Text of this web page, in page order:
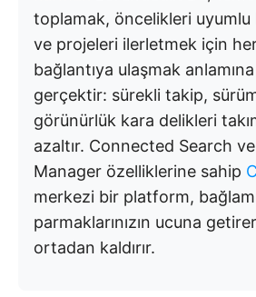
toplamak, öncelikleri uyumlu
ve projeleri ilerletmek için
bağlantıya ulaşmak
gerçektir: sürekli takip, sürüm
görünürlük kara delikleri
azaltır. Connected Search
Manager özelliklerine sahip
merkezi bir platform,
parmaklarınızın ucuna
ortadan kaldırır.